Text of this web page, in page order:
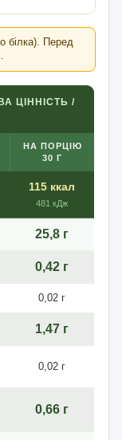
білка). Перед
ЦІННІСТЬ /
НА ПОРЦІЮ
30 Г
115 ккал
481 кДж
25,8 г
0,42 г
0,02 г
1,47 г
0,02 г
0,66 г